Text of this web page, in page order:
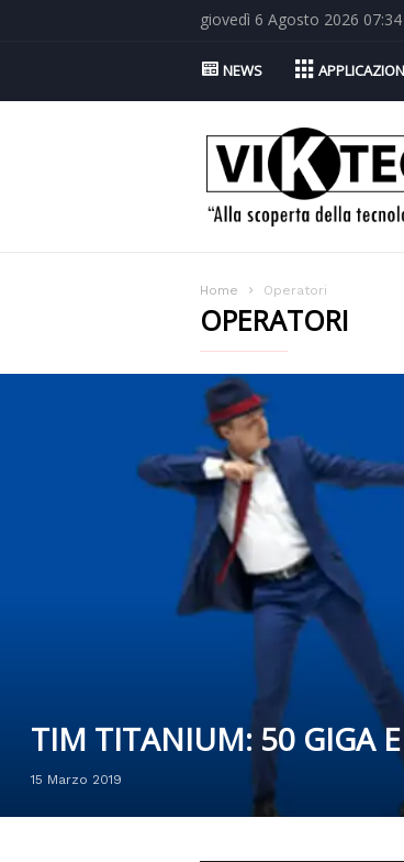
giovedì 6 Agosto 2026 07:34
NEWS
Viktec.net
Home Operatori
OPERATORI
TIM TITANIUM: 50 GIGA
15 Marzo 2019